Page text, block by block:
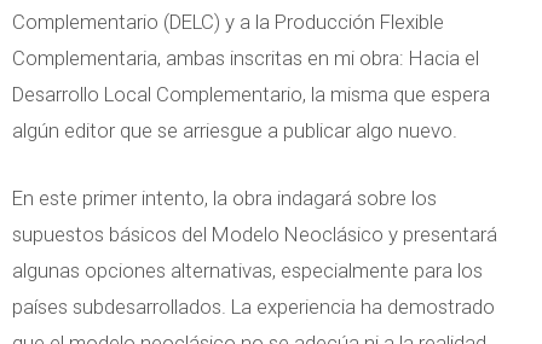
Complementario (DELC) y a la Producción Flexible
Complementaria, ambas inscritas en mi obra: Hacia el
Desarrollo Local Complementario, la misma que espera
algún editor que se arriesgue a publicar algo nuevo.
En este primer intento, la obra indagará sobre los
supuestos básicos del Modelo Neoclásico y presentará
algunas opciones alternativas, especialmente para los
países subdesarrollados. La experiencia ha demostrado